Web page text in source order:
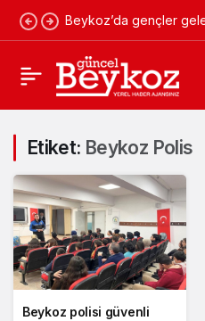
Beykoz’da gençler
Etiket: Beykoz Polis
Beykoz polisi güvenli